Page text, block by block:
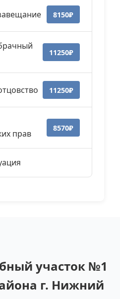
8150₽
11250₽
11250₽
прав
8570₽
участок №1
г. Нижний